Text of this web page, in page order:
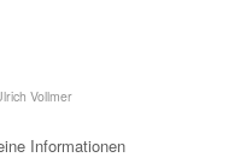
Vollmer
Informationen